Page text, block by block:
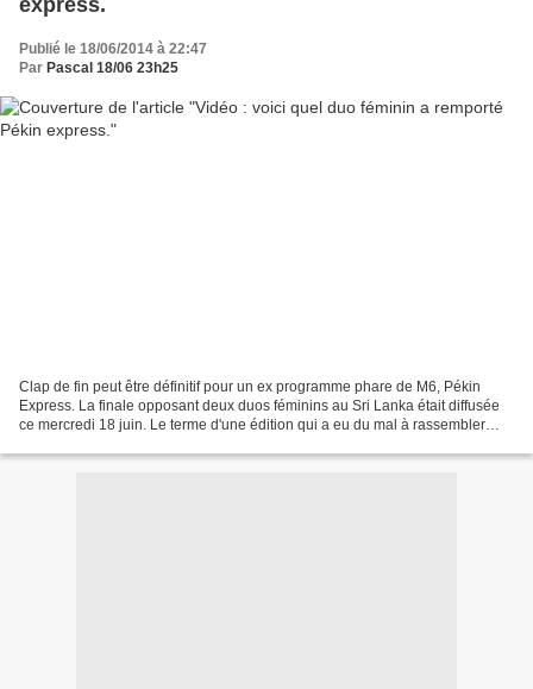
express.
Publié le 18/06/2014 à 22:47
Par Pascal 18/06 23h25
Clap de fin peut être définitif pour un ex programme phare de M6, Pékin
Express. La finale opposant deux duos féminins au Sri Lanka était diffusée
ce mercredi 18 juin. Le terme d'une édition qui a eu du mal à rassembler